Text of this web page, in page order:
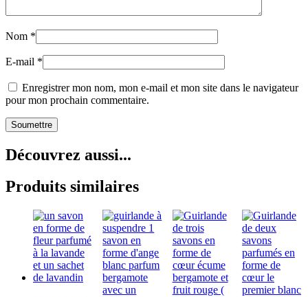
Nom *
E-mail *
Enregistrer mon nom, mon e-mail et mon site dans le navigateur
pour mon prochain commentaire.
Découvrez aussi...
Produits similaires